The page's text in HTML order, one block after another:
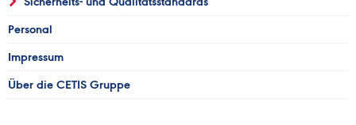
Personal
Impressum
Über die CETIS Gruppe